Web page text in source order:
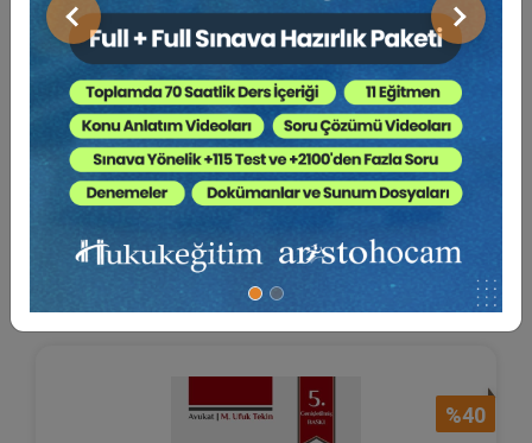
Önceki Sonraki
Genetiği ile Oynanan
Organizmaların (GDO) Tüketi...
Doç. Dr. Selin Sert SÜTÇÜ
60 TL Sepete Ekle
%40